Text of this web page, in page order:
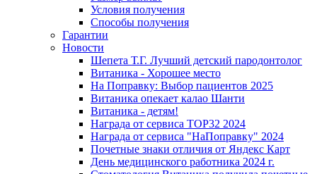
Условия получения
Способы получения
Гарантии
Новости
Шепета Т.Г. Лучший детский пародонтолог
Витаника - Хорошее место
На Поправку: Выбор пациентов 2025
Витаника опекает калао Шанти
Витаника - детям!
Награда от сервиса TOP32 2024
Награда от сервиса "НаПоправку" 2024
Почетные знаки отличия от Яндекс Карт
День медицинского работника 2024 г.